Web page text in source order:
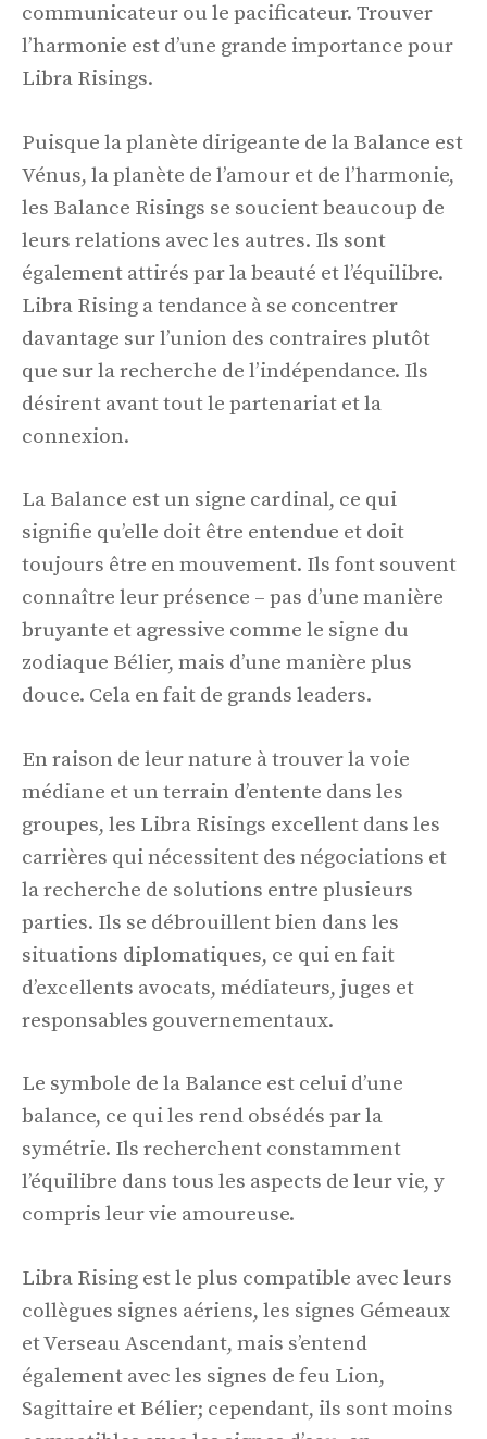
communicateur ou le pacificateur. Trouver
l’harmonie est d’une grande importance pour
Libra Risings.
Puisque la planète dirigeante de la Balance est
Vénus, la planète de l’amour et de l’harmonie,
les Balance Risings se soucient beaucoup de
leurs relations avec les autres. Ils sont
également attirés par la beauté et l’équilibre.
Libra Rising a tendance à se concentrer
davantage sur l’union des contraires plutôt
que sur la recherche de l’indépendance. Ils
désirent avant tout le partenariat et la
connexion.
La Balance est un signe cardinal, ce qui
signifie qu’elle doit être entendue et doit
toujours être en mouvement. Ils font souvent
connaître leur présence – pas d’une manière
bruyante et agressive comme le signe du
zodiaque Bélier, mais d’une manière plus
douce. Cela en fait de grands leaders.
En raison de leur nature à trouver la voie
médiane et un terrain d’entente dans les
groupes, les Libra Risings excellent dans les
carrières qui nécessitent des négociations et
la recherche de solutions entre plusieurs
parties. Ils se débrouillent bien dans les
situations diplomatiques, ce qui en fait
d’excellents avocats, médiateurs, juges et
responsables gouvernementaux.
Le symbole de la Balance est celui d’une
balance, ce qui les rend obsédés par la
symétrie. Ils recherchent constamment
l’équilibre dans tous les aspects de leur vie, y
compris leur vie amoureuse.
Libra Rising est le plus compatible avec leurs
collègues signes aériens, les signes Gémeaux
et Verseau Ascendant, mais s’entend
également avec les signes de feu Lion,
Sagittaire et Bélier; cependant, ils sont moins